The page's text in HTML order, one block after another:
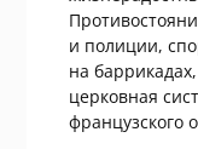
и полиции,
на
церковная
французского